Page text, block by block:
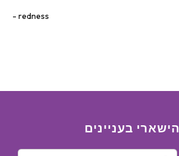
redness
הישארי בעניינים